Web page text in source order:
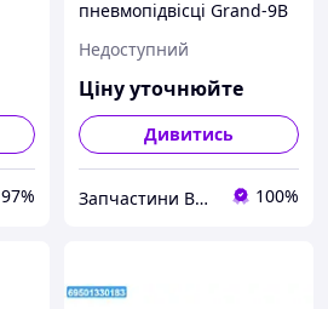
97%
пневмопідвісці Grand-9В
HOLLAND, Claas (Cametet)
69906-66 UA51
Недоступний
Ціну уточнюйте
Дивитись
Запчастини ВСІМ 100%